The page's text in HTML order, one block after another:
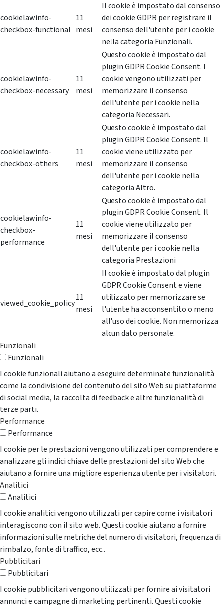
cookielawinfo-
checkbox-functional
11
mesi
Il cookie è impostato dal consenso
dei cookie GDPR per registrare il
consenso dell'utente per i cookie
nella categoria Funzionali.
cookielawinfo-
checkbox-necessary
11
mesi
Questo cookie è impostato dal
plugin GDPR Cookie Consent. I
cookie vengono utilizzati per
memorizzare il consenso
dell'utente per i cookie nella
categoria Necessari.
cookielawinfo-
checkbox-others
11
mesi
Questo cookie è impostato dal
plugin GDPR Cookie Consent. Il
cookie viene utilizzato per
memorizzare il consenso
dell'utente per i cookie nella
categoria Altro.
cookielawinfo-
checkbox-
performance
11
mesi
Questo cookie è impostato dal
plugin GDPR Cookie Consent. Il
cookie viene utilizzato per
memorizzare il consenso
dell'utente per i cookie nella
categoria Prestazioni
viewed_cookie_policy
11
mesi
Il cookie è impostato dal plugin
GDPR Cookie Consent e viene
utilizzato per memorizzare se
l'utente ha acconsentito o meno
all'uso dei cookie. Non memorizza
alcun dato personale.
Funzionali
Funzionali
I cookie funzionali aiutano a eseguire determinate funzionalità
come la condivisione del contenuto del sito Web su piattaforme
di social media, la raccolta di feedback e altre funzionalità di
terze parti.
Performance
Performance
I cookie per le prestazioni vengono utilizzati per comprendere e
analizzare gli indici chiave delle prestazioni del sito Web che
aiutano a fornire una migliore esperienza utente per i visitatori.
Analitici
Analitici
I cookie analitici vengono utilizzati per capire come i visitatori
interagiscono con il sito web. Questi cookie aiutano a fornire
informazioni sulle metriche del numero di visitatori, frequenza di
rimbalzo, fonte di traffico, ecc..
Pubblicitari
Pubblicitari
I cookie pubblicitari vengono utilizzati per fornire ai visitatori
annunci e campagne di marketing pertinenti. Questi cookie